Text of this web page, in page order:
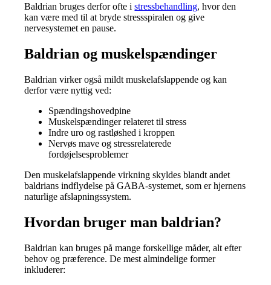
Baldrian bruges derfor ofte istressbehandling, hvor den
kan være med til at bryde stressspiralen og give
nervesystemet en pause.
Baldrian og muskelspændinger
Baldrian virker også mildt muskelafslappende og kan
derfor være nyttig ved:
Spændingshovedpine
Muskelspændinger relateret til stress
Indre uro og rastløshed i kroppen
Nervøs mave og stressrelaterede
fordøjelsesproblemer
Den muskelafslappende virkning skyldes blandt andet
baldrians indflydelse på GABA-systemet, som er hjernens
naturlige afslapningssystem.
Hvordan bruger man baldrian?
Baldrian kan bruges på mange forskellige måder, alt efter
behov og præference. De mest almindelige former
inkluderer: